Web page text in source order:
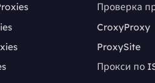
Проверка
CroxyProxy
ProxySite
Прокси по